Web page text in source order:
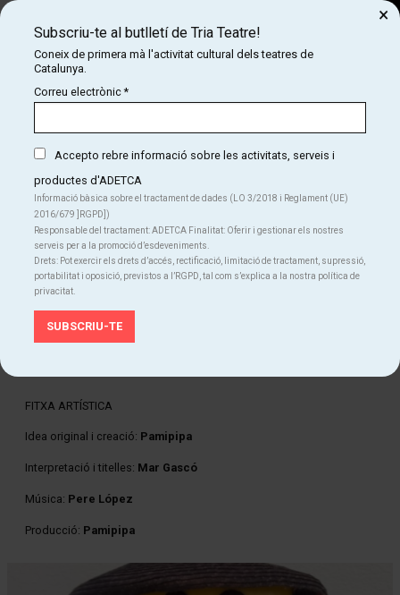
CARTELLERA
TIROLIRO
Edat recomanada de 0 a 3 anys
Del dv. 24.03.23 al dg. 18.02.24
L'autèntica
Durada:35 min
FITXA ARTÍSTICA
Idea original i creació: Pamipipa
Interpretació i titelles: Mar Gascó
Música: Pere López
Producció: Pamipipa
Subscriu-te al butlletí de Tria Teatre!
Coneix de primera mà l'activitat cultural dels teatres de
Catalunya.
Correu electrònic*
Accepto rebre informació sobre les activitats, serveis i
productes d'ADETCA
Informació bàsica sobre el tractament de dades (LO 3/2018 i Reglament (UE)
2016/679 ]RGPD])
Responsable del tractament: ADETCA Finalitat: Oferir i gestionar els nostres
serveis per a la promoció d’esdeveniments.
Drets: Pot exercir els drets d’accés, rectificació, limitació de tractament, supressió,
portabilitat i oposició, previstos a l’RGPD, tal com s’explica a la nostra política de
privacitat.
×